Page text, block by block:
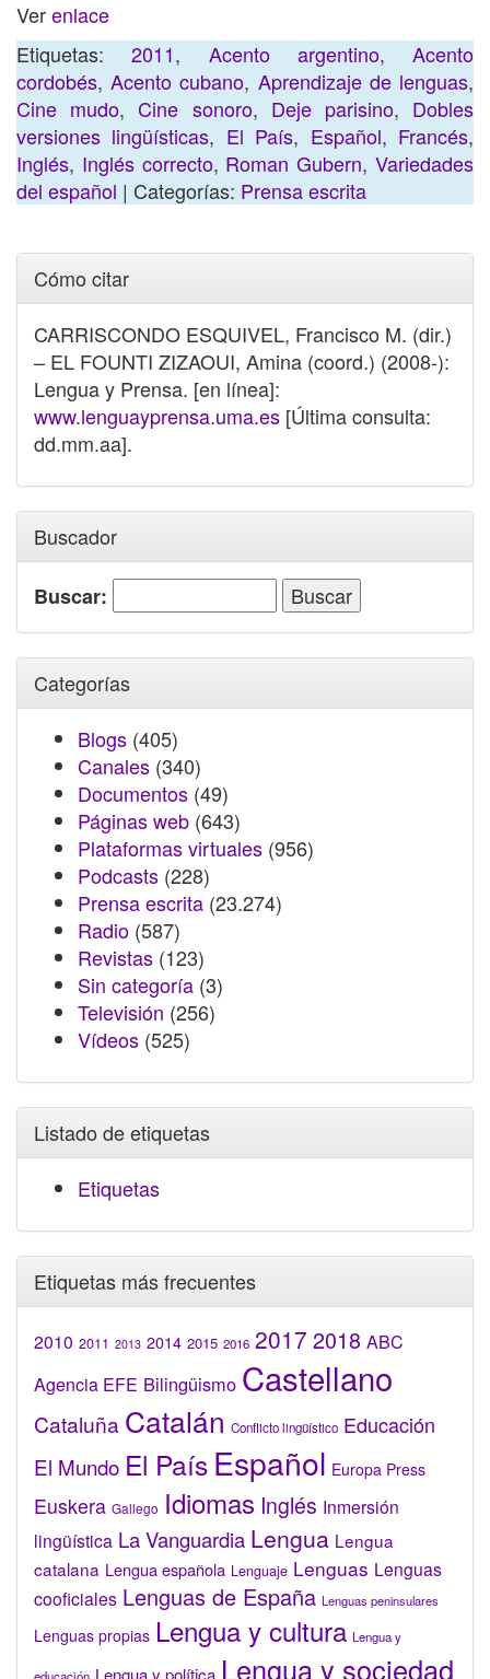
Verenlace
Etiquetas:2011, Acento argentino, Acento
cordobés,Acento cubano, Aprendizaje de lenguas,
Cine mudo,Cine sonoro, Deje parisino, Dobles
versiones lingüísticas, El País, Español, Francés,
Inglés, Inglés correcto, Roman Gubern,Variedades
del español | Categorías: Prensa escrita
Cómo citar
CARRISCONDO ESQUIVEL, Francisco M. (dir.)
– EL FOUNTI ZIZAOUI, Amina (coord.) (2008-):
Lengua y Prensa. [en línea]:
www.lenguayprensa.uma.es [Última consulta:
dd.mm.aa].
Buscador
Buscar:
Categorías
Blogs (405)
Canales (340)
Documentos (49)
Páginas web (643)
Plataformas virtuales (956)
Podcasts (228)
Prensa escrita (23.274)
Radio (587)
Revistas (123)
Sin categoría (3)
Televisión (256)
Vídeos (525)
Listado de etiquetas
Etiquetas
Etiquetas más frecuentes
2010 2011 2013 2014 2015 2016 2017 2018 ABC
Agencia EFE Bilingüismo Castellano
Cataluña Catalán Conflicto lingüístico Educación
El Mundo El País Español Europa Press
Euskera Gallego Idiomas Inglés Inmersión
lingüística La Vanguardia Lengua Lengua
catalana Lengua española Lenguaje Lenguas Lenguas
cooficiales Lenguas de España Lenguas peninsulares
Lenguas propias Lengua y cultura Lengua y
Lengua y política Lengua y sociedad